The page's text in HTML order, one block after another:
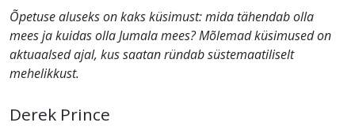
Õpetuse aluseks on kaks küsimust: mida tähendab olla
mees ja kuidas olla Jumala mees? Mõlemad küsimused on
aktuaalsed ajal, kus saatan ründab süstemaatiliselt
mehelikkust.
Derek Prince